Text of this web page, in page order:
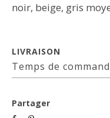
noir, beige, gris
LIVRAISON
Temps de
Partager